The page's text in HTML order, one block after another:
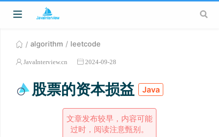
algorithm leetcode
JavaInterview.cn 2024-09-28
股票的资本损益 Java
文章发布较早，内容可能
过时，阅读注意甄别。